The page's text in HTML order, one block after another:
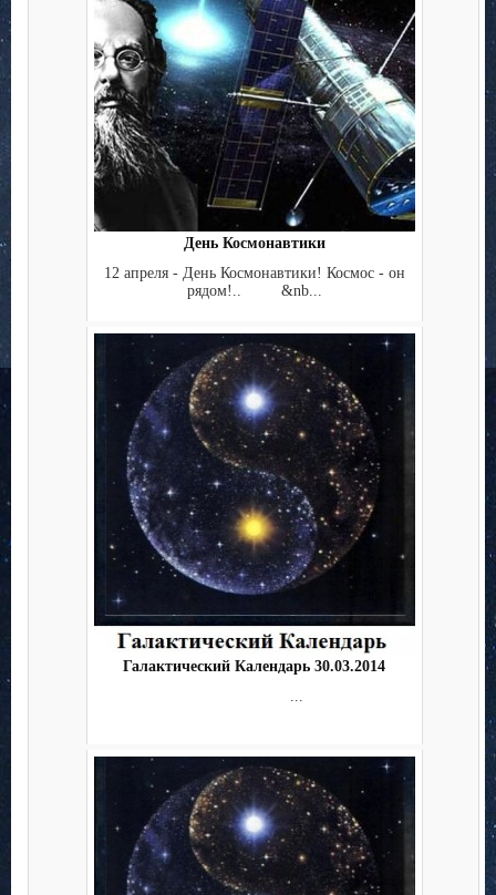
День Космонавтики
12 апреля - День Космонавтики! Космос - он
рядом!.. &nb...
Галактический Календарь 30.03.2014